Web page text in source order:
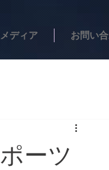
ディア お問い
ーツ